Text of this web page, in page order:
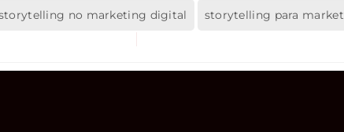
no marketing digital storytelling para